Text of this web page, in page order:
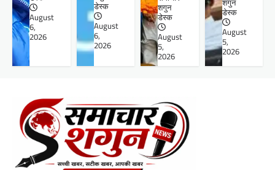
August
6,
2026
डेस्क
August
6,
2026
शगुन
डेस्क
August
5,
2026
शगुन
डेस्क
August
5,
2026